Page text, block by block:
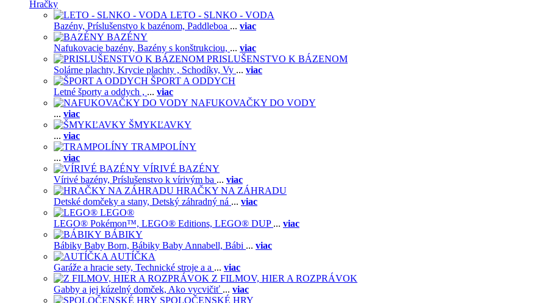
Hračky
LETO - SLNKO - VODA
Bazény, Príslušenstvo k bazénom, Paddleboa ... viac
BAZÉNY
Nafukovacie bazény, Bazény s konštrukciou, ... viac
PRISLUŠENSTVO K BÁZENOM
Solárne plachty, Krycie plachty , Schodíky, Vy ... viac
ŠPORT A ODDYCH
Letné športy a oddych , ... viac
NAFUKOVAČKY DO VODY
... viac
ŠMYKĽAVKY
... viac
TRAMPOLÍNY
... viac
VÍRIVÉ BAZÉNY
Vírivé bazény, Príslušenstvo k vírivým ba ... viac
HRAČKY NA ZÁHRADU
Detské domčeky a stany, Detský záhradný ná ... viac
LEGO®
LEGO® Pokémon™, LEGO® Editions, LEGO® DUP ... viac
BÁBIKY
Bábiky Baby Born, Bábiky Baby Annabell, Bábi ... viac
AUTÍČKA
Garáže a hracie sety, Technické stroje a a ... viac
Z FILMOV, HIER A ROZPRÁVOK
Gabby a jej kúzelný domček, Ako vycvičiť ... viac
SPOLOČENSKÉ HRY